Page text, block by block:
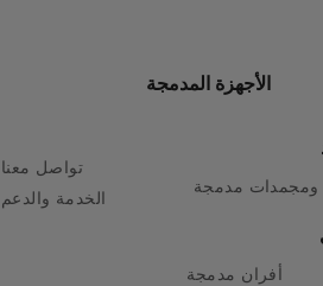
الأجهزة المدمجة
ومجمدات مدمجة
أفران مدمجة
تواصل معنا
الخدمة والدعم